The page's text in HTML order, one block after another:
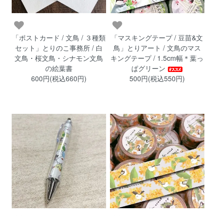
「ポストカード / 文鳥 / ３種類
セット」とりのこ事務所 / 白
文鳥・桜文鳥・シナモン文鳥
の絵葉書
600円(税込660円)
「マスキングテープ / 豆苗&文
鳥」とりアート / 文鳥のマス
キングテープ / 1.5cm幅＊葉っ
ぱグリーン
500円(税込550円)